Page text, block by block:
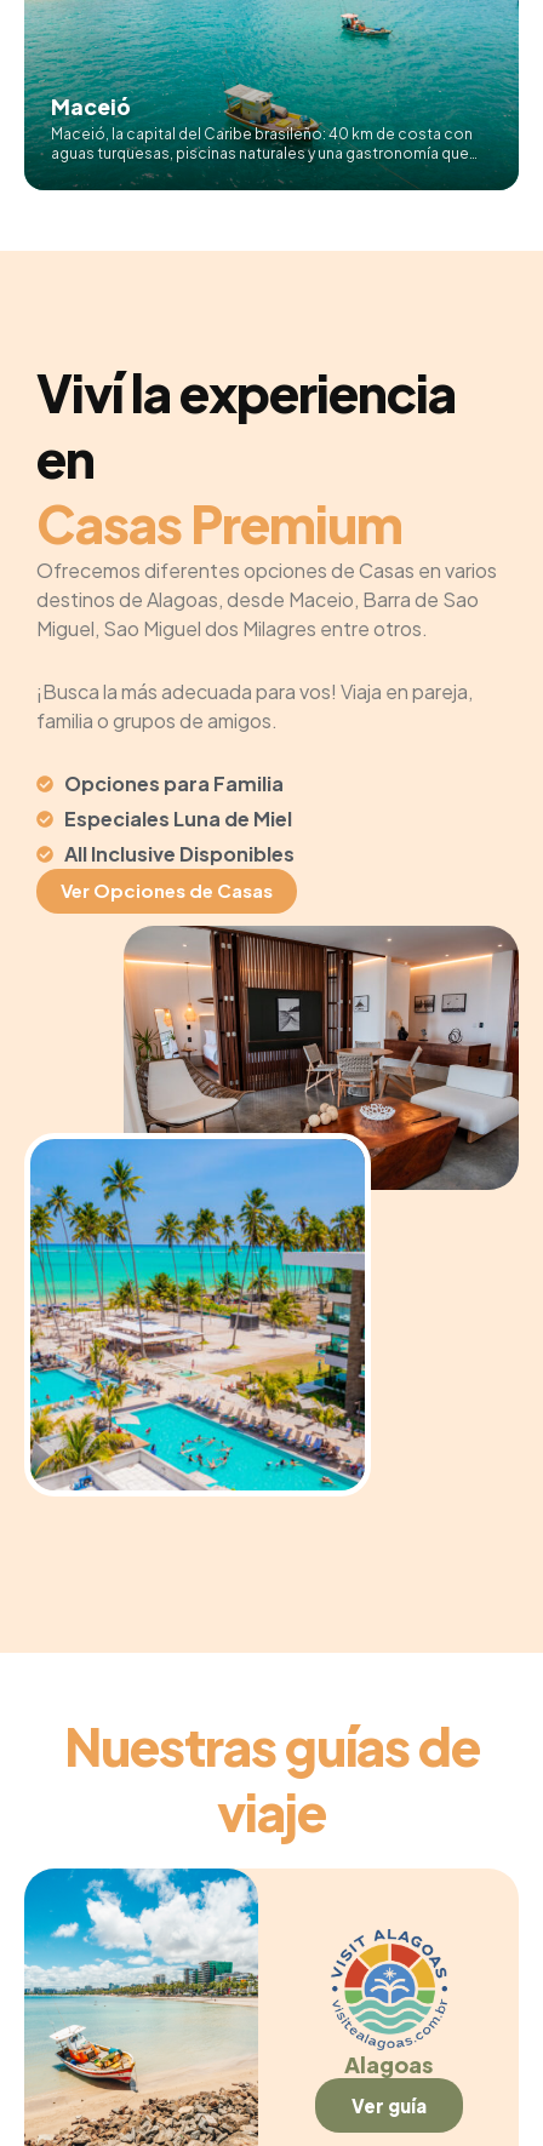
Maceió
Maceió, la capital del Caribe brasileño: 40 km de costa con
aguas turquesas, piscinas naturales y una gastronomía que
enamora. La puerta perfecta para descubrir Alagoas.
Viví la experiencia
en
Casas Premium
Ofrecemos diferentes opciones de Casas en varios
destinos de Alagoas, desde Maceio, Barra de Sao
Miguel, Sao Miguel dos Milagres entre otros.
¡Busca la más adecuada para vos! Viaja en pareja,
familia o grupos de amigos.
Opciones para Familia
Especiales Luna de Miel
All Inclusive Disponibles
Ver Opciones de Casas
Nuestras guías de
viaje
Alagoas
Ver guía